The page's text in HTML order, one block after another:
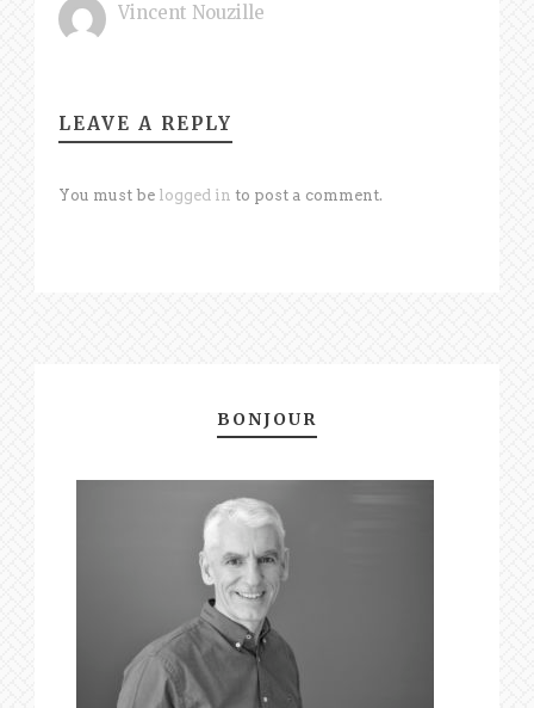
Vincent Nouzille
LEAVE A REPLY
You must be logged in to post a comment.
BONJOUR